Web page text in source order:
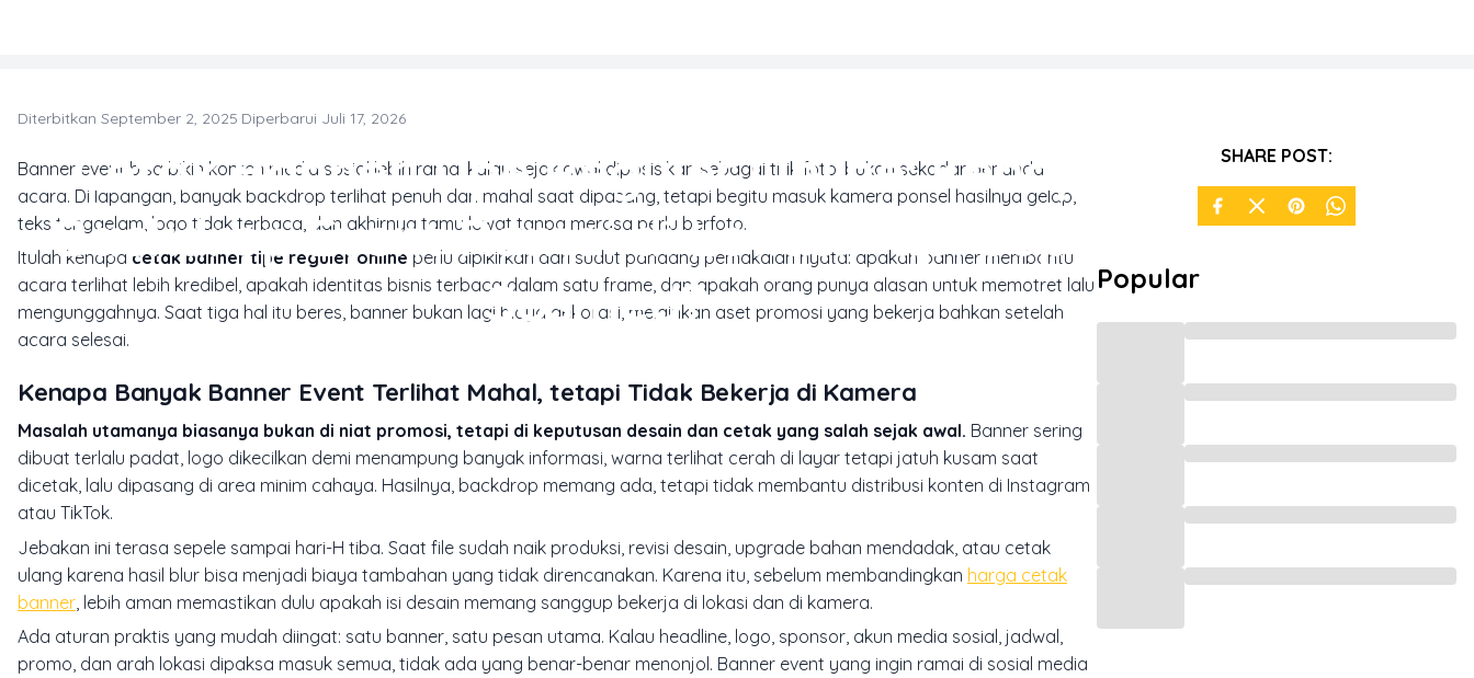
Cetak Banner Tipe Reguler Online: Kenapa
Backdrop Event Ramai di Lokasi Tapi Sepi di
Sosmed?
Diterbitkan September 2, 2025·Diperbarui Juli 17, 2026
Banner event bisa bikin konten media sosial lebih ramai kalau sejak awal diposisikan sebagai titik foto, bukan sekadar penanda
acara. Di lapangan, banyak backdrop terlihat penuh dan mahal saat dipasang, tetapi begitu masuk kamera ponsel hasilnya gelap,
teks tenggelam, logo tidak terbaca, dan akhirnya tamu lewat tanpa merasa perlu berfoto.
Itulah kenapa cetak banner tipe reguler online perlu dipikirkan dari sudut pandang pemakaian nyata: apakah banner membantu
acara terlihat lebih kredibel, apakah identitas bisnis terbaca dalam satu frame, dan apakah orang punya alasan untuk memotret lalu
mengunggahnya. Saat tiga hal itu beres, banner bukan lagi biaya dekorasi, melainkan aset promosi yang bekerja bahkan setelah
acara selesai.
Kenapa Banyak Banner Event Terlihat Mahal, tetapi Tidak Bekerja di Kamera
Masalah utamanya biasanya bukan di niat promosi, tetapi di keputusan desain dan cetak yang salah sejak awal. Banner sering
dibuat terlalu padat, logo dikecilkan demi menampung banyak informasi, warna terlihat cerah di layar tetapi jatuh kusam saat
dicetak, lalu dipasang di area minim cahaya. Hasilnya, backdrop memang ada, tetapi tidak membantu distribusi konten di Instagram
atau TikTok.
Jebakan ini terasa sepele sampai hari-H tiba. Saat file sudah naik produksi, revisi desain, upgrade bahan mendadak, atau cetak
ulang karena hasil blur bisa menjadi biaya tambahan yang tidak direncanakan. Karena itu, sebelum membandingkan harga cetak
banner , lebih aman memastikan dulu apakah isi desain memang sanggup bekerja di lokasi dan di kamera.
Ada aturan praktis yang mudah diingat: satu banner, satu pesan utama. Kalau headline, logo, sponsor, akun media sosial, jadwal,
promo, dan arah lokasi dipaksa masuk semua, tidak ada yang benar-benar menonjol. Banner event yang ingin ramai di sosial media
SHARE POST:
Popular